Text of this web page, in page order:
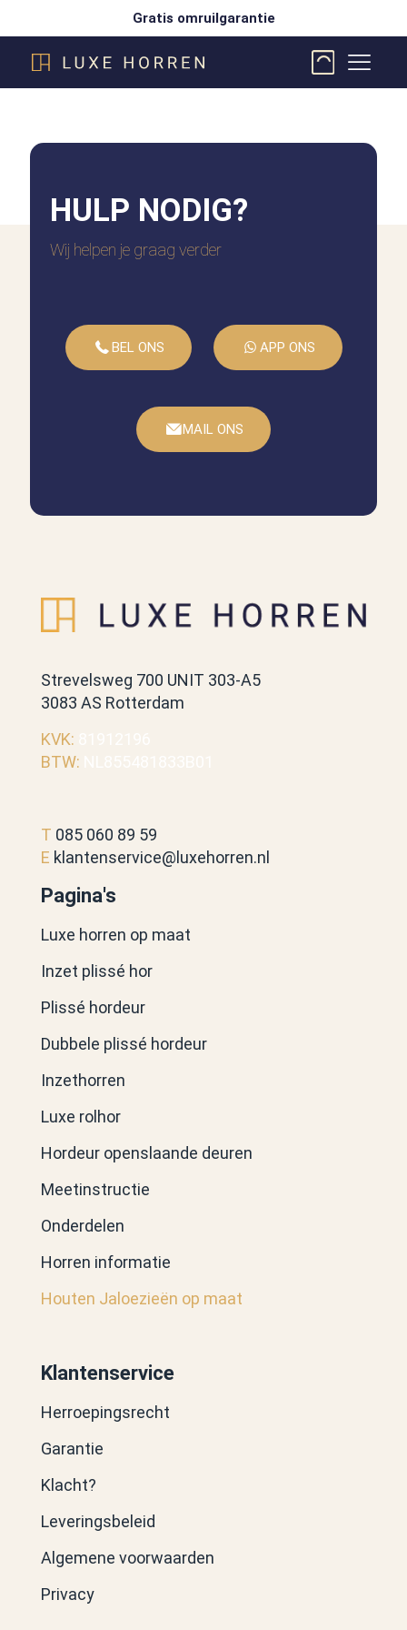
Gratis omruilgarantie
HULP NODIG?
Wij helpen je graag verder
BEL ONS APP ONS
MAIL ONS
Strevelsweg 700 UNIT 303-A5
3083 AS Rotterdam
KVK:
BTW:
T 085 060 89 59
E klantenservice@luxehorren.nl
Pagina's
Luxe horren op maat
Inzet plissé hor
Plissé hordeur
Dubbele plissé hordeur
Inzethorren
Luxe rolhor
Hordeur openslaande deuren
Meetinstructie
Onderdelen
Horren informatie
Houten Jaloezieën op maat
Klantenservice
Herroepingsrecht
Garantie
Klacht?
Leveringsbeleid
Algemene voorwaarden
Privacy